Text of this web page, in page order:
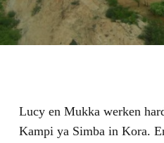
Lucy en Mukka werken
Kampi ya Simba in Kora.